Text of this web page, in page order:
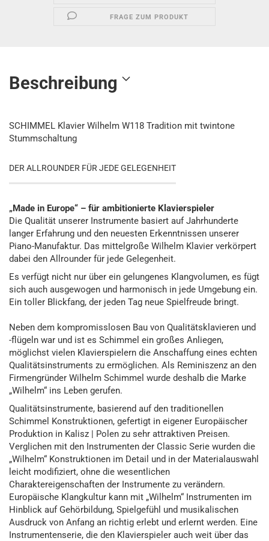
FRAGE ZUM PRODUKT
Beschreibung
SCHIMMEL Klavier Wilhelm W118 Tradition mit twintone
Stummschaltung
DER ALLROUNDER FÜR JEDE GELEGENHEIT
„Made in Europe“ – für ambitionierte Klavierspieler
Die Qualität unserer Instrumente basiert auf Jahrhunderte
langer Erfahrung und den neuesten Erkenntnissen unserer
Piano-Manufaktur. Das mittelgroße Wilhelm Klavier verkörpert
dabei den Allrounder für jede Gelegenheit.
Es verfügt nicht nur über ein gelungenes Klangvolumen, es fügt
sich auch ausgewogen und harmonisch in jede Umgebung ein.
Ein toller Blickfang, der jeden Tag neue Spielfreude bringt.
Neben dem kompromisslosen Bau von Qualitätsklavieren und
-flügeln war und ist es Schimmel ein großes Anliegen,
möglichst vielen Klavierspielern die Anschaffung eines echten
Qualitätsinstruments zu ermöglichen. Als Reminiszenz an den
Firmengründer Wilhelm Schimmel wurde deshalb die Marke
„Wilhelm“ ins Leben gerufen.
Qualitätsinstrumente, basierend auf den traditionellen
Schimmel Konstruktionen, gefertigt in eigener Europäischer
Produktion in Kalisz | Polen zu sehr attraktiven Preisen.
Verglichen mit den Instrumenten der Classic Serie wurden die
„Wilhelm“ Konstruktionen im Detail und in der Materialauswahl
leicht modifiziert, ohne die wesentlichen
Charaktereigenschaften der Instrumente zu verändern.
Europäische Klangkultur kann mit „Wilhelm“ Instrumenten im
Hinblick auf Gehörbildung, Spielgefühl und musikalischen
Ausdruck von Anfang an richtig erlebt und erlernt werden. Eine
Instrumentenserie, die den Klavierspieler auch weit über das